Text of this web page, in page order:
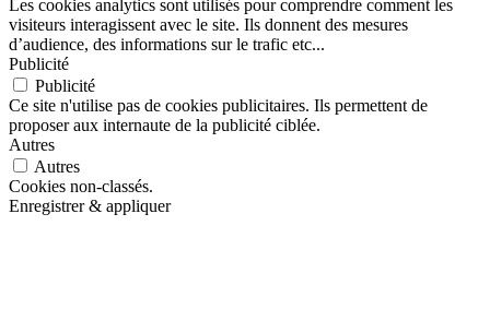
Les cookies analytics sont utilisés pour comprendre comment les
visiteurs interagissent avec le site. Ils donnent des mesures
d’audience, des informations sur le trafic etc...
Publicité
Publicité
Ce site n'utilise pas de cookies publicitaires. Ils permettent de
proposer aux internaute de la publicité ciblée.
Autres
Autres
Cookies non-classés.
Enregistrer & appliquer